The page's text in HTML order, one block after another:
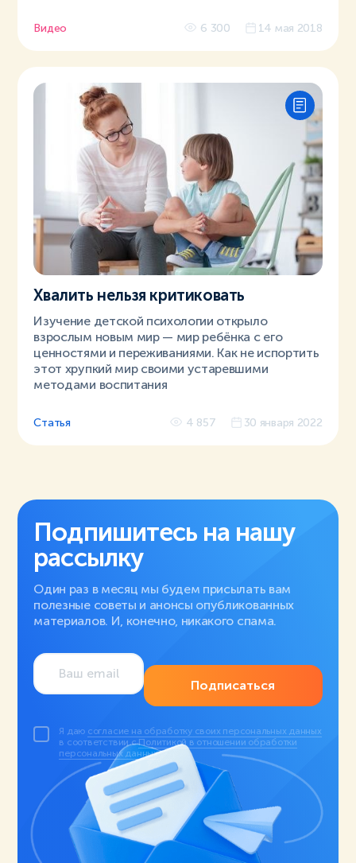
Видео 6 300 14 мая 2018
Хвалить нельзя критиковать
Изучение детской психологии открыло
взрослым новым мир — мир ребёнка с его
ценностями и переживаниями. Как не испортить
этот хрупкий мир своими устаревшими
методами воспитания
Статья 4 857 30 января 2022
Подпишитесь на нашу
рассылку
Один раз в месяц мы будем присылать вам
полезные советы и анонсы опубликованных
материалов. И, конечно, никакого спама.
Подписаться
Я даю согласие на обработку своих персональных данных
в соответствии сПолитикой в отношении обработки
персональных данных.